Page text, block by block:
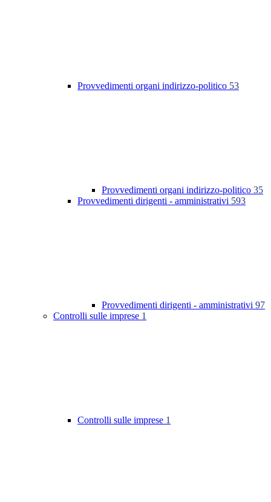
Provvedimenti organi indirizzo-politico 53
Provvedimenti organi indirizzo-politico 35
Provvedimenti dirigenti - amministrativi 593
Provvedimenti dirigenti - amministrativi 97
Controlli sulle imprese 1
Controlli sulle imprese 1